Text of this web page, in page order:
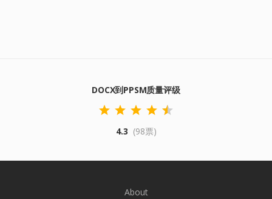
DOCX到PPSM质量评级
4.3 (98票)
About